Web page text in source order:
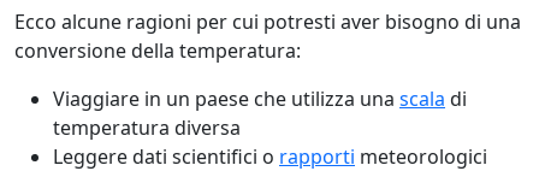
Ecco alcune ragioni per cui potresti aver bisogno di una
conversione della temperatura:
Viaggiare in un paese che utilizza una scala di
temperatura diversa
Leggere dati scientifici o rapporti meteorologici